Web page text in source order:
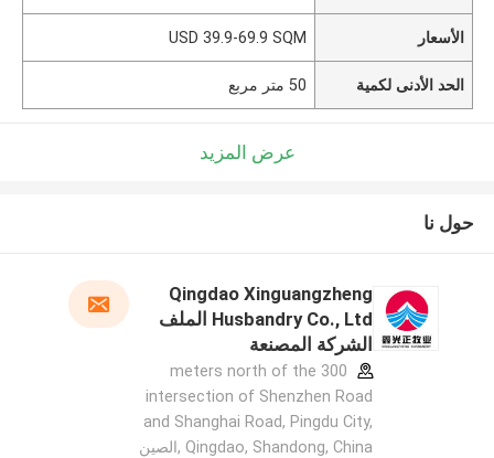
الأسعار USD 39.9-69.9 SQM
الحد الأدنى لكمية 50 متر مربع
عرض المزيد
حول نا
Qingdao Xinguangzheng
Husbandry Co., Ltd الملف
الشركة المصنعة
300 meters north of the
intersection of Shenzhen Road
and Shanghai Road, Pingdu City,
Qingdao, Shandong, China ,الصين